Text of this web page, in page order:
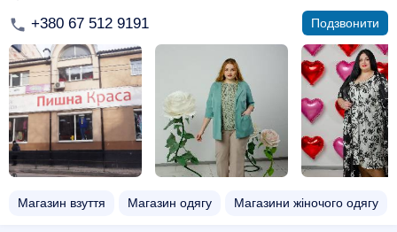
+380 67 512 9191 Подзвонити
Магазин взуття Магазин одягу Магазини жіночого одягу